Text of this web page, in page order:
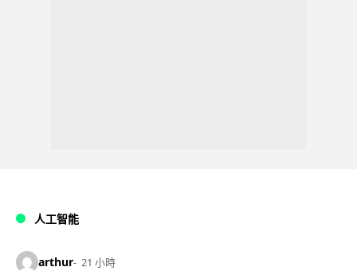
人工智能
arthur 21 小時